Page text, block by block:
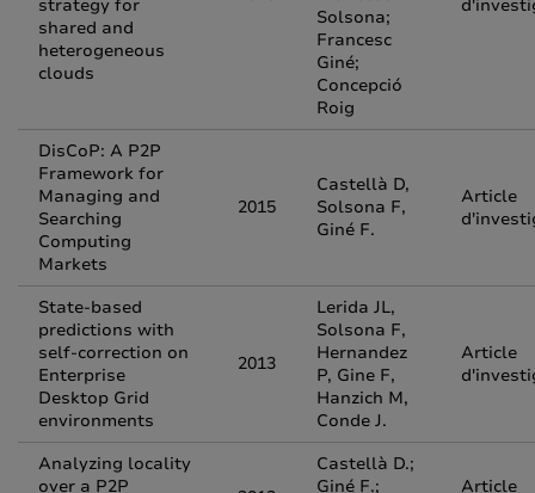
strategy for
shared and
heterogeneous
clouds
Solsona;
Francesc
Giné;
Concepció
Roig
DisCoP: A P2P
Framework for
Managing and
Searching
Computing
Markets
2015
Castellà D,
Solsona F,
Giné F.
Article
State-based
predictions with
self-correction on
Enterprise
Desktop Grid
environments
2013
Lerida JL,
Solsona F,
Hernandez
P, Gine F,
Hanzich M,
Conde J.
Article
Analyzing locality
over a P2P
Castellà D.;
Giné F.;
Article